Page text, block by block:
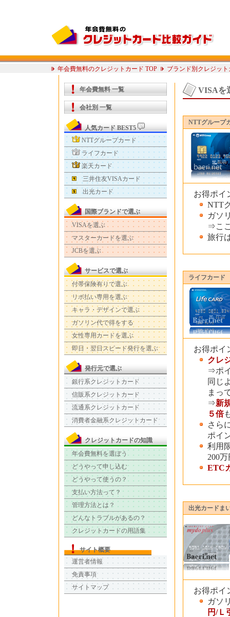
年会費無料のクレジットカード TOP ブランド別クレジッ
年会費無料 一覧
会社別 一覧
人気カード BEST5
NTTグループカード
ライフカード
楽天カード
三井住友VISAカード
出光カード
国際ブランドで選ぶ
VISAを選ぶ
マスターカードを選ぶ
JCBを選ぶ
サービスで選ぶ
付帯保険有りで選ぶ
リボ払い専用を選ぶ
キャラ・デザインで選ぶ
ガソリン代で得をする
女性専用カードを選ぶ
即日・翌日スピード発行を選ぶ
発行元で選ぶ
銀行系クレジットカード
信販系クレジットカード
流通系クレジットカード
消費者金融系クレジットカード
クレジットカードの知識
年会費無料を選ぼう
どうやって申し込む
どうやって使うの？
支払い方法って？
管理方法とは？
どんなトラブルがあるの？
クレジットカードの用語集
サイト概要
運営者情報
免責事項
サイトマップ
VISAを
NTTグループ
お得ポイ
NTT
ガソ
⇒こ
旅行
ライフカード
お得ポイ
クレ
⇒ポ
同じ
まっ
⇒新
５倍
さら
ポイ
利用
200
ETC
出光カードま
お得ポイ
ガソ
円/Ｌ